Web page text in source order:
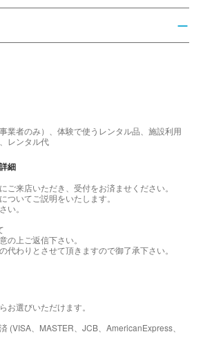
業者のみ）、体験で使うレンタル品、施設利用
レンタル代
細
来店いただき、受付をお済ませください。
いてご説明をいたします。
い。
の上ご返信下さい。
代わりとさせて頂きますので御了承下さい。
お選びいただけます。
(VISA、MASTER、JCB、AmericanExpress、